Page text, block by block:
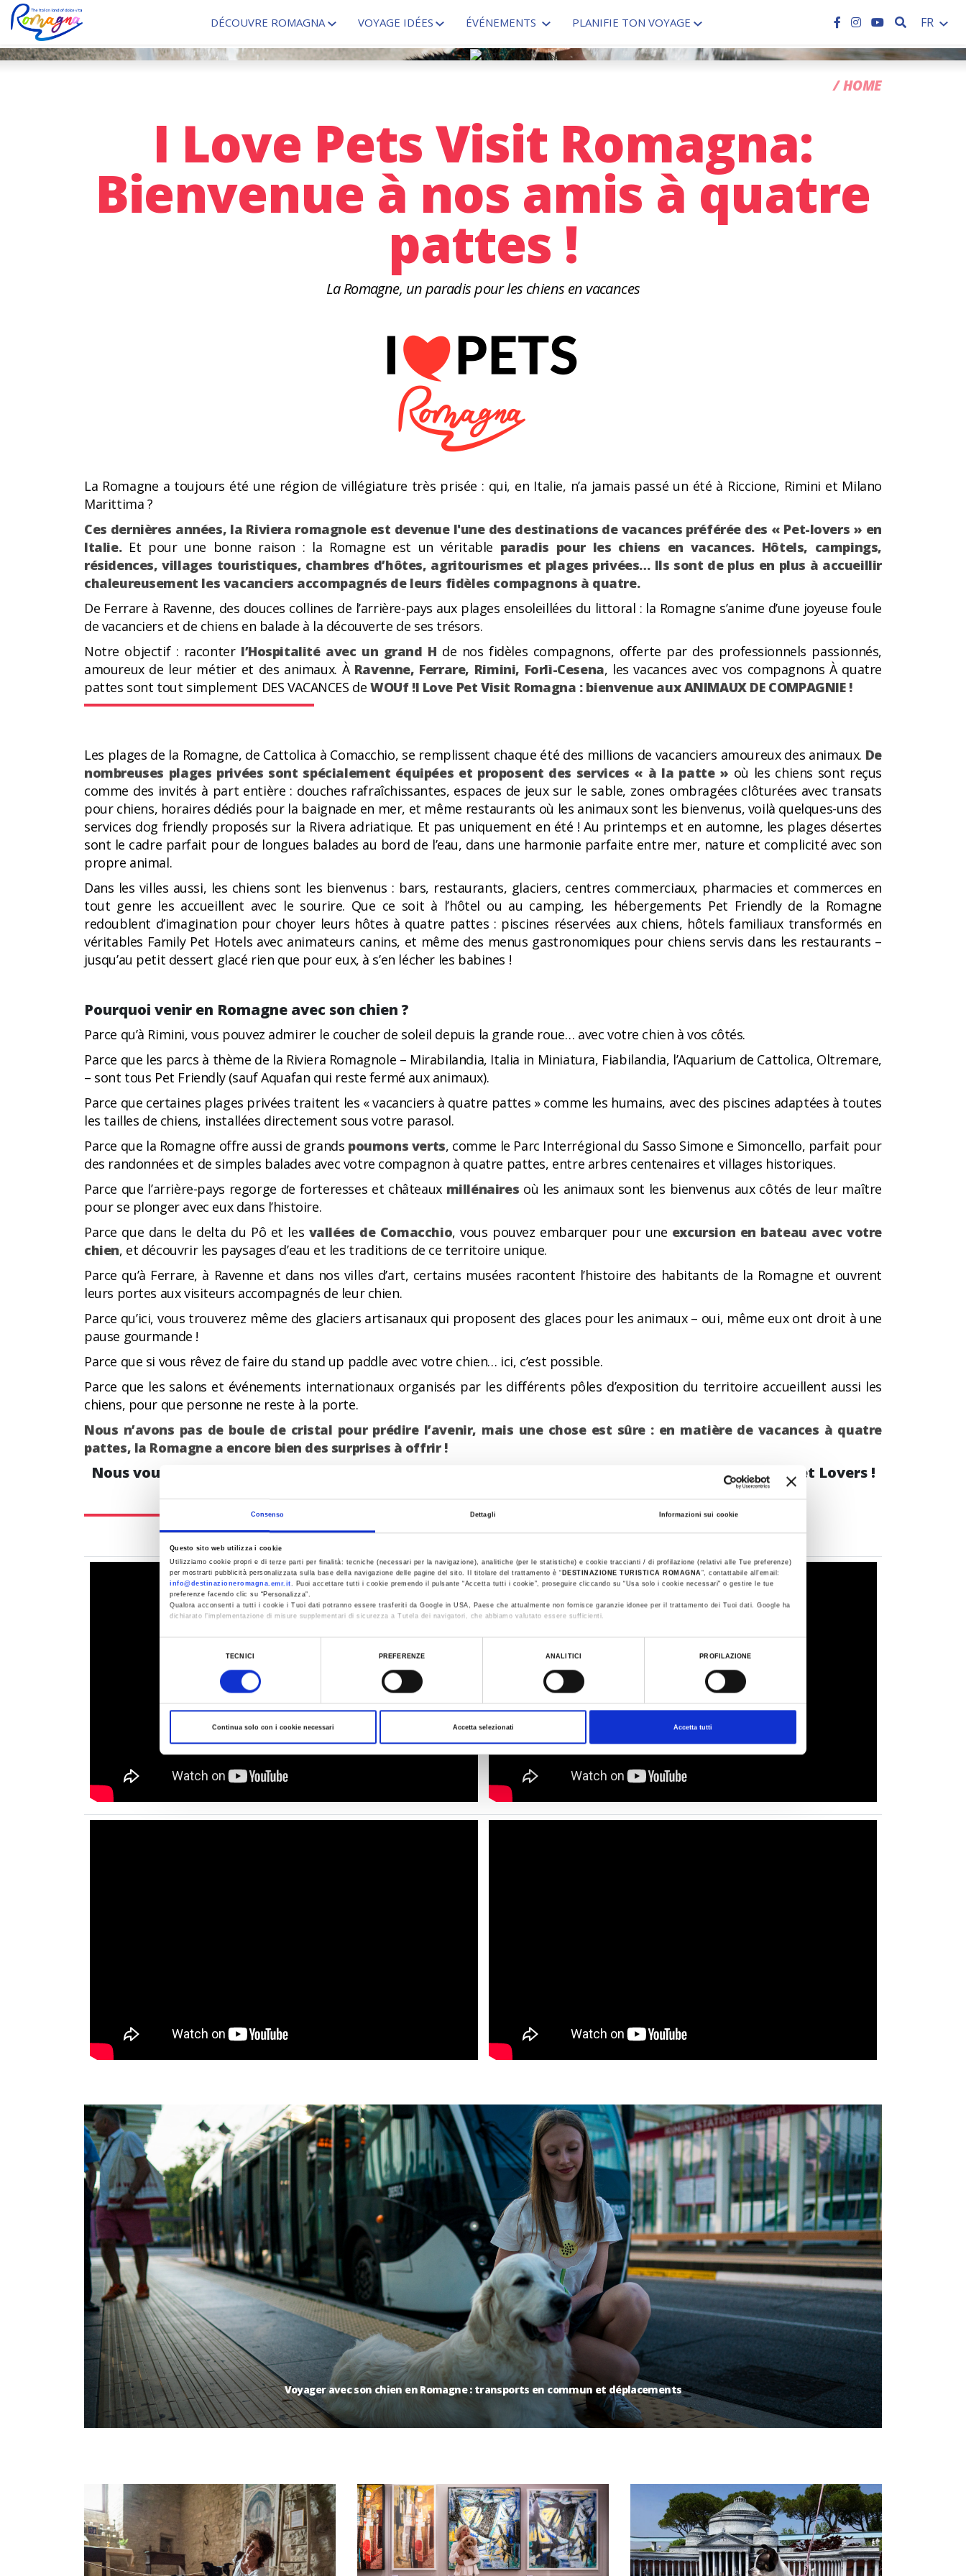
Consenso Dettagli Informazioni sui cookie
Questo sito web utilizza i cookie
Utilizziamo cookie propri e di terze parti per finalità: tecniche (necessari per la navigazione), analitiche (per le statistiche) e cookie traccianti / di profilazione (relativi alle Tue preferenze)
per mostrarti pubblicità personalizzata sulla base della navigazione delle pagine del sito. Il titolare del trattamento è “ DESTINAZIONE TURISTICA ROMAGNA ”, contattabile all'email:
info@destinazioneromagna.emr.it. Puoi accettare tutti i cookie premendo il pulsante “Accetta tutti i cookie”, proseguire cliccando su “Usa solo i cookie necessari" o gestire le tue
preferenze facendo clic su “Personalizza”.
Qualora acconsenti a tutti i cookie i Tuoi dati potranno essere trasferiti da Google in USA, Paese che attualmente non fornisce garanzie idonee per il trattamento dei Tuoi dati. Google ha
dichiarato l’implementazione di misure supplementari di sicurezza a Tutela dei navigatori, che abbiamo valutato essere sufficienti.
Al fine di revocare il consenso prestato e visualizzare le informazioni complete sul trattamento dati clicca qui:Cookie Policy
TECNICI PREFERENZE ANALITICI PROFILAZIONE
Continua solo con i cookie necessari Accetta selezionati Accetta tutti
DÉCOUVRE ROMAGNA VOYAGE IDÉES ÉVÉNEMENTS PLANIFIE TON VOYAGE FR
HOME
I Love Pets Visit Romagna:
Bienvenue à nos amis à quatre
pattes !
La Romagne, un paradis pour les chiens en vacances
La Romagne a toujours été une région de villégiature très prisée : qui, en Italie, n’a jamais passé un été à Riccione, Rimini et Milano
Marittima ?
Ces dernières années, la Riviera romagnole est devenue l'une des destinations de vacances préférée des « Pet-lovers » en
Italie.Et pour une bonne raison : la Romagne est un véritable paradis pour les chiens en vacances. Hôtels, campings,
résidences, villages touristiques, chambres d’hôtes, agritourismes et plages privées… Ils sont de plus en plus à accueillir
chaleureusement les vacanciers accompagnés de leurs fidèles compagnons à quatre.
De Ferrare à Ravenne, des douces collines de l’arrière-pays aux plages ensoleillées du littoral : la Romagne s’anime d’une joyeuse foule
de vacanciers et de chiens en balade à la découverte de ses trésors.
Notre objectif : raconter l’Hospitalité avec un grand H de nos fidèles compagnons, offerte par des professionnels passionnés,
amoureux de leur métier et des animaux. À Ravenne, Ferrare, Rimini, Forlì-Cesena, les vacances avec vos compagnons À quatre
pattes sont tout simplement DES VACANCES de WOUf !I Love Pet Visit Romagna : bienvenue aux ANIMAUX DE COMPAGNIE !
Les plages de la Romagne, de Cattolica à Comacchio, se remplissent chaque été des millions de vacanciers amoureux des animaux. De
nombreuses plages privées sont spécialement équipées et proposent des services « à la patte » où les chiens sont reçus
comme des invités à part entière : douches rafraîchissantes, espaces de jeux sur le sable, zones ombragées clôturées avec transats
pour chiens, horaires dédiés pour la baignade en mer, et même restaurants où les animaux sont les bienvenus, voilà quelques-uns des
services dog friendly proposés sur la Rivera adriatique. Et pas uniquement en été ! Au printemps et en automne, les plages désertes
sont le cadre parfait pour de longues balades au bord de l’eau, dans une harmonie parfaite entre mer, nature et complicité avec son
propre animal.
Dans les villes aussi, les chiens sont les bienvenus : bars, restaurants, glaciers, centres commerciaux, pharmacies et commerces en
tout genre les accueillent avec le sourire. Que ce soit à l’hôtel ou au camping, les hébergements Pet Friendly de la Romagne
redoublent d’imagination pour choyer leurs hôtes à quatre pattes : piscines réservées aux chiens, hôtels familiaux transformés en
véritables Family Pet Hotels avec animateurs canins, et même des menus gastronomiques pour chiens servis dans les restaurants –
jusqu’au petit dessert glacé rien que pour eux, à s’en lécher les babines !
Pourquoi venir en Romagne avec son chien ?
Parce qu’à Rimini, vous pouvez admirer le coucher de soleil depuis la grande roue… avec votre chien à vos côtés.
Parce que les parcs à thème de la Riviera Romagnole – Mirabilandia, Italia in Miniatura, Fiabilandia, l’Aquarium de Cattolica, Oltremare,
– sont tous Pet Friendly (sauf Aquafan qui reste fermé aux animaux).
Parce que certaines plages privées traitent les « vacanciers à quatre pattes » comme les humains, avec des piscines adaptées à toutes
les tailles de chiens, installées directement sous votre parasol.
Parce que la Romagne offre aussi de grands poumons verts, comme le Parc Interrégional du Sasso Simone e Simoncello, parfait pour
des randonnées et de simples balades avec votre compagnon à quatre pattes, entre arbres centenaires et villages historiques.
Parce que l’arrière-pays regorge de forteresses et châteauxmillénaires où les animaux sont les bienvenus aux côtés de leur maître
pour se plonger avec eux dans l’histoire.
Parce que dans le delta du Pô et les vallées de Comacchio, vous pouvez embarquer pour une excursion en bateau avec votre
chien, et découvrir les paysages d’eau et les traditions de ce territoire unique.
Parce qu’à Ferrare, à Ravenne et dans nos villes d’art, certains musées racontent l’histoire des habitants de la Romagne et ouvrent
leurs portes aux visiteurs accompagnés de leur chien.
Parce qu’ici, vous trouverez même des glaciers artisanaux qui proposent des glaces pour les animaux – oui, même eux ont droit à une
pause gourmande !
Parce que si vous rêvez de faire du stand up paddle avec votre chien… ici, c’est possible.
Parce que les salons et événements internationaux organisés par les différents pôles d’exposition du territoire accueillent aussi les
chiens, pour que personne ne reste à la porte.
Nous n’avons pas de boule de cristal pour prédire l’avenir, mais une chose est sûre : en matière de vacances à quatre
pattes, la Romagne a encore bien des surprises à offrir !
Nous vous attendons avec votre fidèle compagnon… Très bonnes vacances de WOUF à tous les Pet Lovers !
Voyager avec son chien en Romagne : transports en commun et déplacements